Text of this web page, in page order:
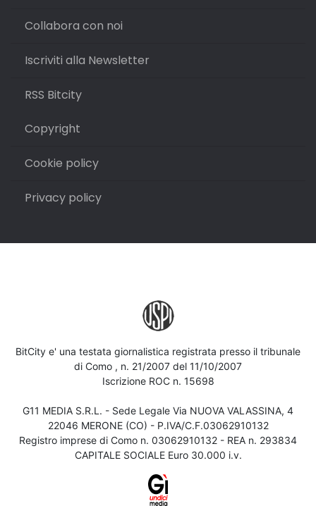
Collabora con noi
Iscriviti alla Newsletter
RSS Bitcity
Copyright
Cookie policy
Privacy policy
BitCity e' una testata giornalistica registrata presso il tribunale
di Como , n. 21/2007 del 11/10/2007
Iscrizione ROC n. 15698
G11 MEDIA S.R.L. - Sede Legale Via NUOVA VALASSINA, 4
22046 MERONE (CO) - P.IVA/C.F.03062910132
Registro imprese di Como n. 03062910132 - REA n. 293834
CAPITALE SOCIALE Euro 30.000 i.v.